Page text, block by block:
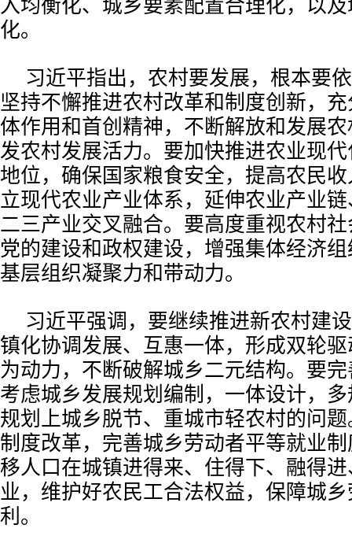
入均衡化、城乡要素配置合理化，以
化。
习近平指出，农村要发展，根本要
坚持不懈推进农村改革和制度创新，
体作用和首创精神，不断解放和发展
发农村发展活力。要加快推进农业现
地位，确保国家粮食安全，提高农民
立现代农业产业体系，延伸农业产业
二三产业交叉融合。要高度重视农村
党的建设和政权建设，增强集体经济
基层组织凝聚力和带动力。
习近平强调，要继续推进新农村建
镇化协调发展、互惠一体，形成双轮
为动力，不断破解城乡二元结构。要
考虑城乡发展规划编制，一体设计，
规划上城乡脱节、重城市轻农村的问
制度改革，完善城乡劳动者平等就业
移人口在城镇进得来、住得下、融得
业，维护好农民工合法权益，保障城
利。